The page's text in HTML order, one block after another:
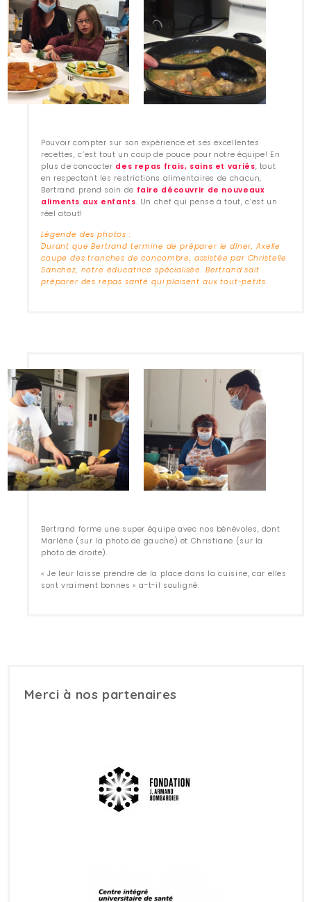
Pouvoir compter sur son expérience et ses excellentes
recettes, c’est tout un coup de pouce pour notre équipe! En
plus de concocter des repas frais, sains et variés, tout
en respectant les restrictions alimentaires de chacun,
Bertrand prend soin de faire découvrir de nouveaux
aliments aux enfants. Un chef qui pense à tout, c’est un
réel atout!
Légende des photos :
Durant que Bertrand termine de préparer le dîner, Axelle
coupe des tranches de concombre, assistée par Christelle
Sanchez, notre éducatrice spécialisée. Bertrand sait
préparer des repas santé qui plaisent aux tout-petits.
Bertrand forme une super équipe avec nos bénévoles, dont
Marlène (sur la photo de gauche) et Christiane (sur la
photo de droite).
« Je leur laisse prendre de la place dans la cuisine, car elles
sont vraiment bonnes » a-t-il souligné.
Merci à nos partenaires